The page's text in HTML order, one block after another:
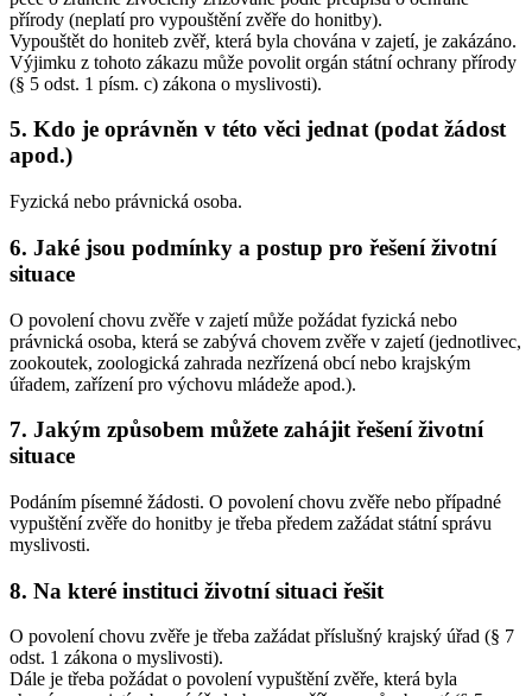
přírody (neplatí pro vypouštění zvěře do honitby).
Vypouštět do honiteb zvěř, která byla chována v zajetí, je zakázáno.
Výjimku z tohoto zákazu může povolit orgán státní ochrany přírody
(§ 5 odst. 1 písm. c) zákona o myslivosti).
5. Kdo je oprávněn v této věci jednat (podat žádost
apod.)
Fyzická nebo právnická osoba.
6. Jaké jsou podmínky a postup pro řešení životní
situace
O povolení chovu zvěře v zajetí může požádat fyzická nebo
právnická osoba, která se zabývá chovem zvěře v zajetí (jednotlivec,
zookoutek, zoologická zahrada nezřízená obcí nebo krajským
úřadem, zařízení pro výchovu mládeže apod.).
7. Jakým způsobem můžete zahájit řešení životní
situace
Podáním písemné žádosti. O povolení chovu zvěře nebo případné
vypuštění zvěře do honitby je třeba předem zažádat státní správu
myslivosti.
8. Na které instituci životní situaci řešit
O povolení chovu zvěře je třeba zažádat příslušný krajský úřad (§ 7
odst. 1 zákona o myslivosti).
Dále je třeba požádat o povolení vypuštění zvěře, která byla